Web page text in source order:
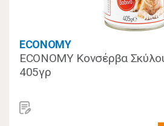
ECONOMY
ECONOMY Κονσέρβα
405γρ